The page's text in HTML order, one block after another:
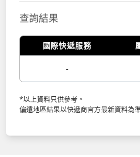
查詢結果
國際快遞服務
-
*以上資料只供參考。
偏遠地區結果以快遞商官方最新資料為